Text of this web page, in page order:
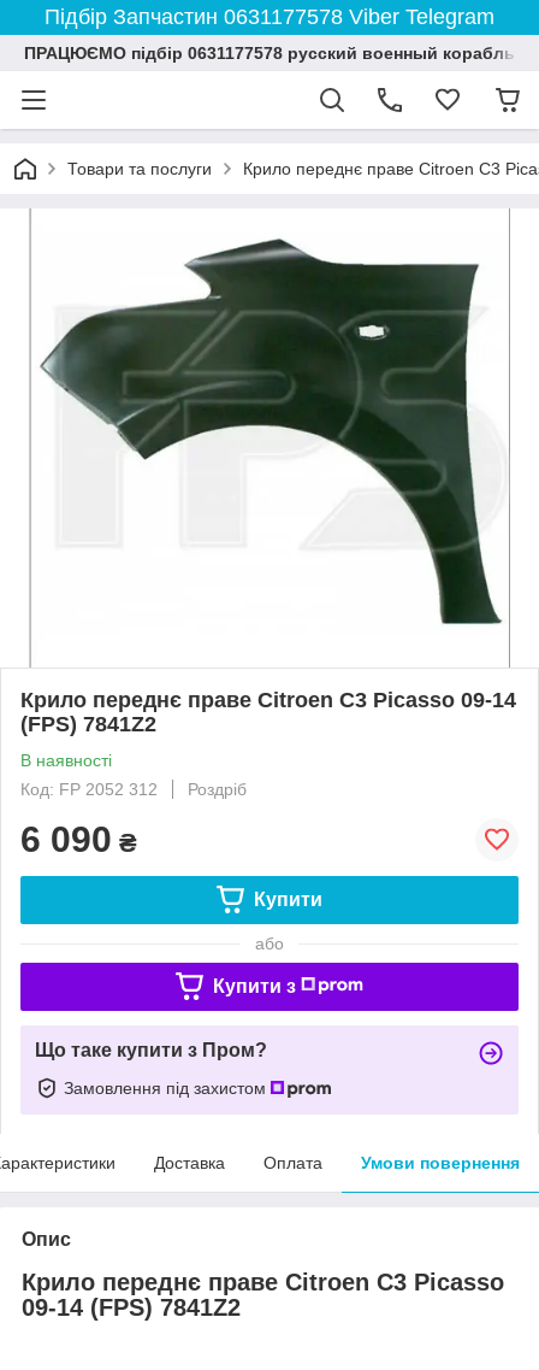
Підбір Запчастин 0631177578 Viber Telegram
ПРАЦЮЄМО підбір 0631177578 русский военный корабль
Товари та послуги Крило переднє праве Citroen C3
Крило переднє праве Citroen C3 Picasso 09-14
(FPS) 7841Z2
В наявності
Код: FP 2052 312
Роздріб
6 090 ₴
Купити
або
Купити з
Що таке купити з Пром?
Замовлення під захистом
Доставка Оплата Умови повернення
Опис
Крило переднє праве Citroen C3 Picasso
09-14 (FPS) 7841Z2